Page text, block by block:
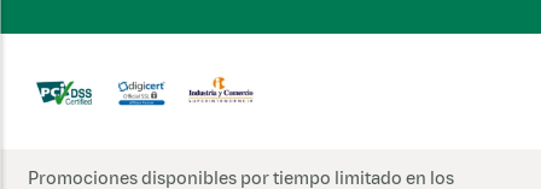
Sitemap
Términos y condiciones - Campañas
Promociones disponibles por tiempo limitado en los